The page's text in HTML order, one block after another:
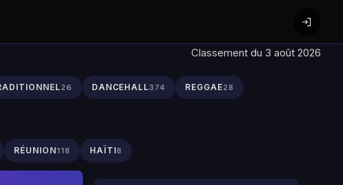
Classement du 3 août 2026
26 DANCEHALL374 REGGAE28
RÉUNION118 HAÏTI8